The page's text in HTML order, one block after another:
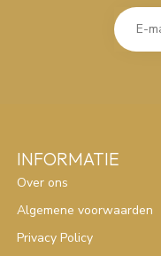
INFORMATIE
Over ons
Algemene voorwaarden
Privacy Policy